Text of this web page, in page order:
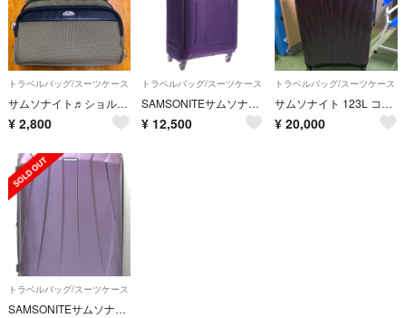
トラベルバッグ/スーツケース
サムソナイト♬ショルダー
¥ 2,800
トラベルバッグ/スーツケース
SAMSONITEサムソナイト スーツケース アスフィアスピナー66 70L新品
¥ 12,500
トラベルバッグ/スーツケース
サムソナイト 123L コスモライト スピナー81
¥ 20,000
トラベルバッグ/スーツケース
SAMSONITEサムソナイト 28インチ(71.1cm)スーツケース